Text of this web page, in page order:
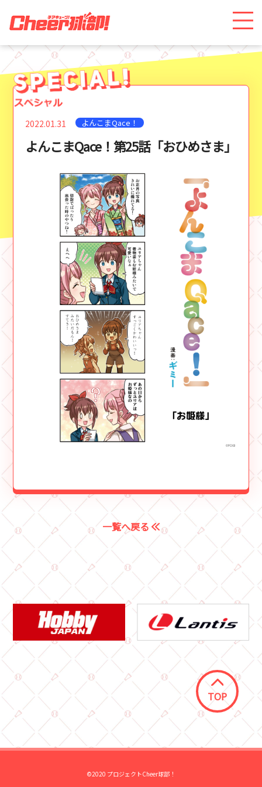
2022.01.31 よんこまQace！
よんこまQace！第25話「おひめさま」
一覧へ戻る
TOP
©2020 プロジェクトCheer球部！